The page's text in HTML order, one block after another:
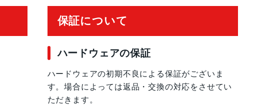
保証について
ハードウェアの保証
ハードウェアの初期不良による保証がございま
す。場合によっては返品・交換の対応をさせてい
ただきます。